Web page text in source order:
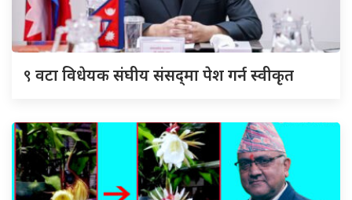
९ वटा विधेयक संघीय संसद्‌मा पेश गर्न स्वीकृत